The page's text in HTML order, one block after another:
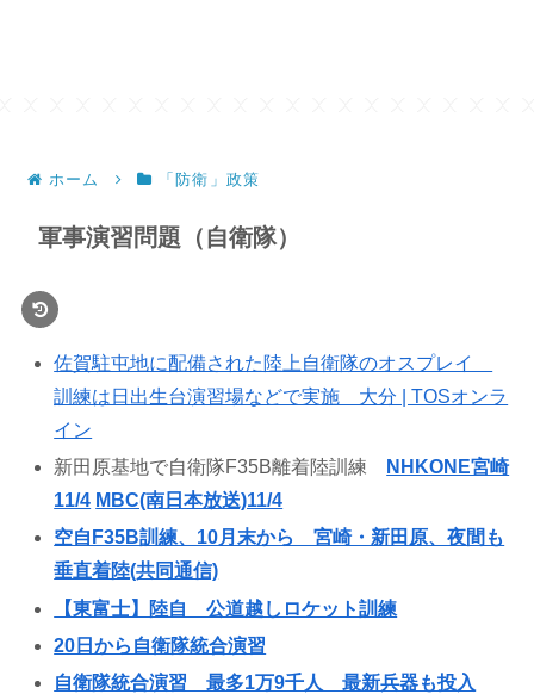
ホーム 「防衛」政策
軍事演習問題（自衛隊）
佐賀駐屯地に配備された陸上自衛隊のオスプレイ
訓練は日出生台演習場などで実施 大分 | TOSオンラ
イン
新田原基地で自衛隊F35B離着陸訓練
NHKONE宮崎
11/4 MBC(南日本放送)11/4
空自F35B訓練、10月末から 宮崎・新田原、夜間も
垂直着陸(共同通信)
【東富士】陸自 公道越しロケット訓練
20日から自衛隊統合演習
自衛隊統合演習 最多1万9千人 最新兵器も投入